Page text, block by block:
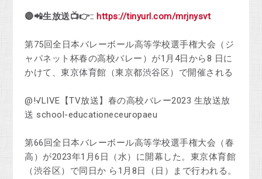
🔴📲生放送📺👉:: https://tinyurl.com/mrjnysvt
第75回全日本バレーボール高等学校選手権大会（ジ
ャパネット杯春の高校バレー）が1月4日から8 日に
かけて、東京体育館（東京都渋谷区）で開催される
@!√LIVE【TV放送】春の高校バレー2023 生放送放
送 school-educationeceuropaeu
第66回全日本バレーボール高等学校選手権大会（春
高）が2023年1月6日（水）に開幕した。東京体育館
（渋谷区）で同日か ら1月8日（日）まで行われる。